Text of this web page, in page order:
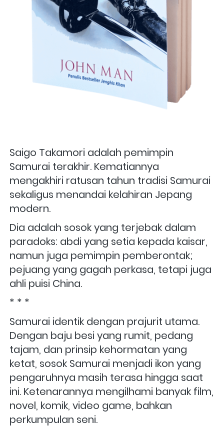
Saigo Takamori adalah pemimpin
Samurai terakhir. Kematiannya
mengakhiri ratusan tahun tradisi Samurai
sekaligus menandai kelahiran Jepang
modern.
Dia adalah sosok yang terjebak dalam
paradoks: abdi yang setia kepada kaisar,
namun juga pemimpin pemberontak;
pejuang yang gagah perkasa, tetapi juga
ahli puisi China.
* * *
Samurai identik dengan prajurit utama.
Dengan baju besi yang rumit, pedang
tajam, dan prinsip kehormatan yang
ketat, sosok Samurai menjadi ikon yang
pengaruhnya masih terasa hingga saat
ini. Ketenarannya mengilhami banyak film,
novel, komik, video game, bahkan
perkumpulan seni.